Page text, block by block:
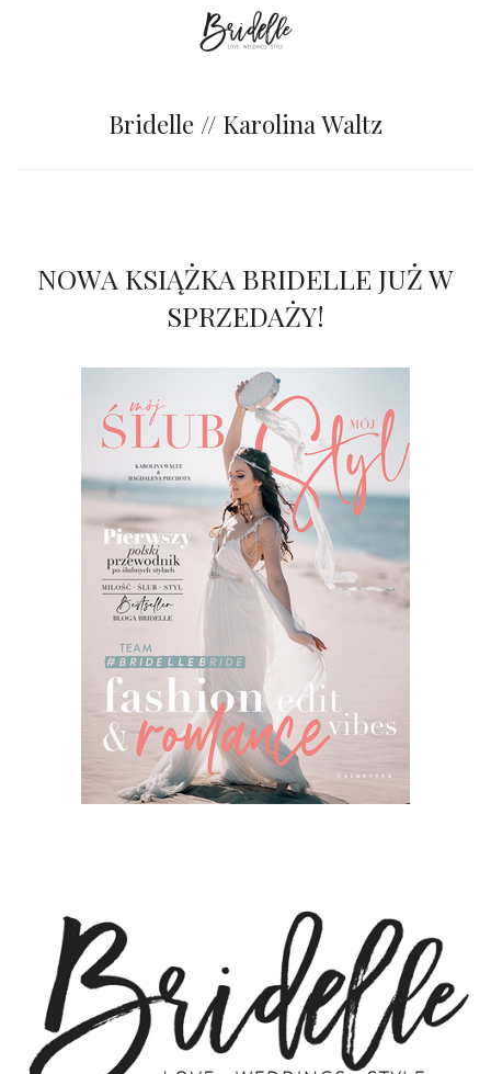
Bridelle // Karolina Waltz
NOWA KSIĄŻKA BRIDELLE JUŻ W
SPRZEDAŻY!